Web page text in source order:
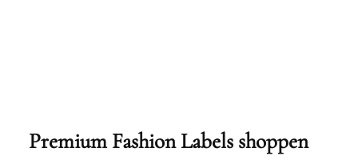
Premium Fashion Labels shoppen